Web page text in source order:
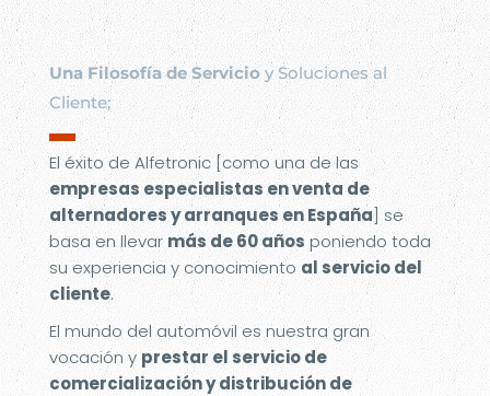
Una Filosofía de Servicioy Soluciones al
Cliente;
▬
El éxito de Alfetronic [como una de las
empresas especialistas en venta de
alternadores y arranques en España] se
basa en llevarmás de 60 añosponiendo toda
su experiencia y conocimiento al servicio del
cliente.
El mundo del automóvil es nuestra gran
vocación y prestar el servicio de
comercialización y distribución de